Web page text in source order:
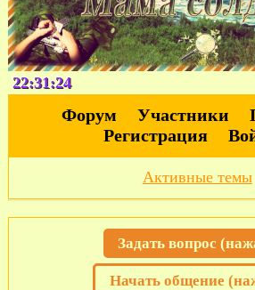
22:31:25
Форум Участники
Регистрация
Активные темы
Задать вопрос
Начать общение